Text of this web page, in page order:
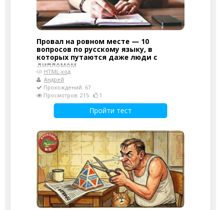
Провал на ровном месте — 10
вопросов по русскому языку, в
которых путаются даже люди с
дипломом
HTML-код
Андрей
Прохождений: 67
Просмотров: 215
1
Пройти тест